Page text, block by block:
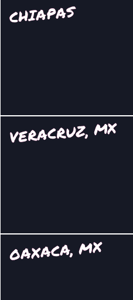
CHIAPAS
VERACRUZ, MX
OAXACA, MX